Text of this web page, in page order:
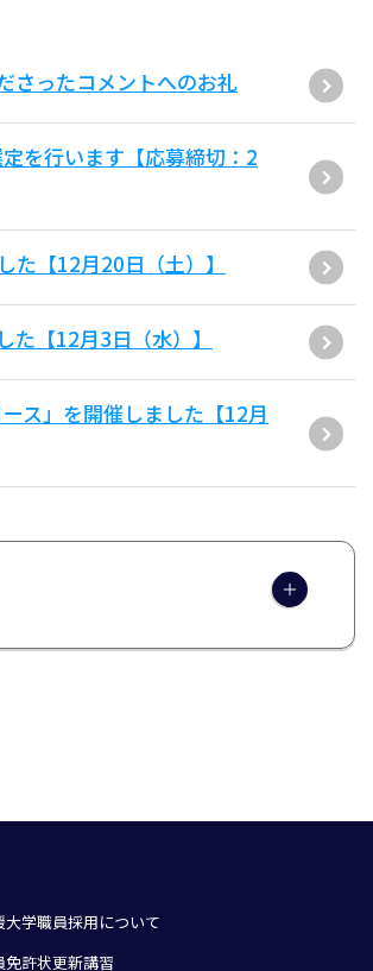
さったコメントへのお礼
を行います【応募締切：2
【12月20日（土）】
【12月3日（水）】
ス」を開催しました【12月
大学職員採用について
免許状更新講習